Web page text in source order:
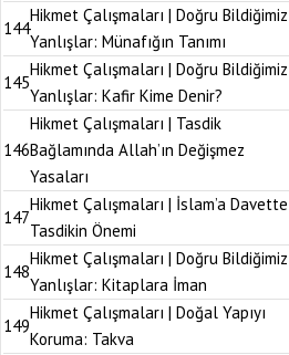
144
Hikmet Çalışmaları | Doğru Bildiğimiz
Yanlışlar: Münafığın Tanımı
145
Hikmet Çalışmaları | Doğru Bildiğimiz
Yanlışlar: Kafir Kime Denir?
146
Hikmet Çalışmaları | Tasdik
Bağlamında Allah’ın Değişmez
Yasaları
147
Hikmet Çalışmaları | İslam’a Davette
Tasdikin Önemi
148
Hikmet Çalışmaları | Doğru Bildiğimiz
Yanlışlar: Kitaplara İman
149
Hikmet Çalışmaları | Doğal Yapıyı
Koruma: Takva